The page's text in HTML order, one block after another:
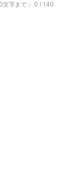
文字まで：0 / 140